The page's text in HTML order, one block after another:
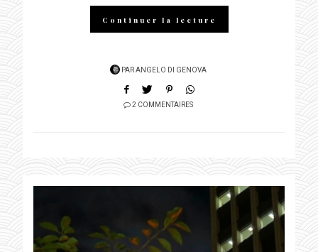
Continuer la lecture
PARANGELO DI GENOVA
2 COMMENTAIRES